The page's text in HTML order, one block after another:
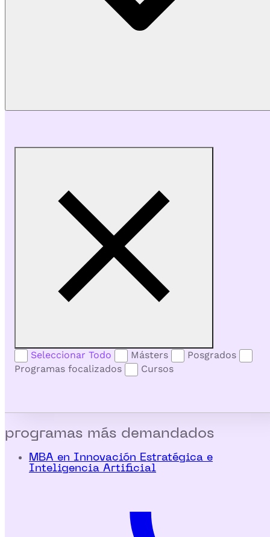
Seleccionar Todo Másters
Posgrados
Programas focalizados
Cursos
programas más demandados
MBA en Innovación Estratégica e
Inteligencia Artificial